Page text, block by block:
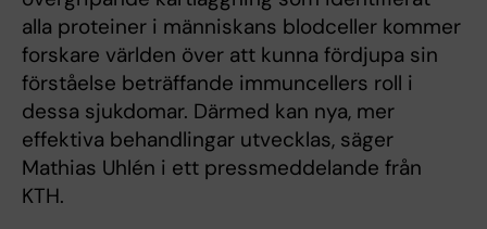
alla proteiner i människans blodceller kommer
forskare världen över att kunna fördjupa sin
förståelse beträffande immuncellers roll i
dessa sjukdomar. Därmed kan nya, mer
effektiva behandlingar utvecklas, säger
Mathias Uhlén i ett pressmeddelande från
KTH.